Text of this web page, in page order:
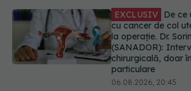
06.08.2026, 20:45
Alertă în Europa
de hantavirus Anzi,
care se transmite
06.08.2026, 20:06